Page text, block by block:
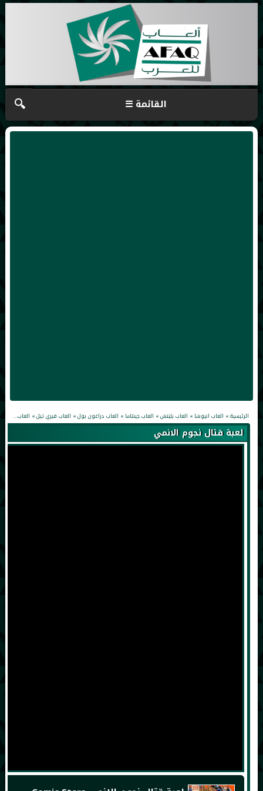
☰ القائمة 🔍
الرئيسية» العاب انيوشا » العاب بليتش» العاب جينتاما » العاب دراغون بول» العاب فيري تيل» العاب قتال
لعبة قتال نجوم الانمي